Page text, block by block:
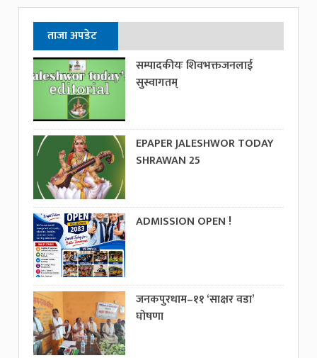
ताजा अपडेट
सम्पादकीयः शिवभक्तजनलाई
सुस्वागतम्
EPAPER JALESHWOR TODAY
SHRAWAN 25
ADMISSION OPEN !
जनकपुरधाम–११ ‘साक्षर वडा’
घोषणा